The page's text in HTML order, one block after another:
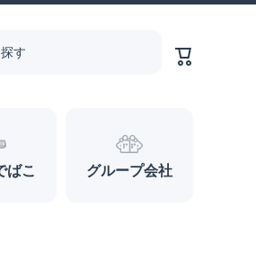
探す
ー
ト
ばこ グループ会社